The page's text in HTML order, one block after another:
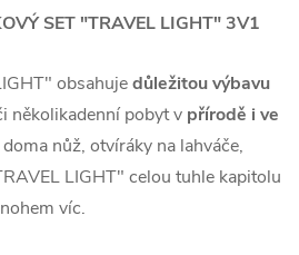
SET "TRAVEL LIGHT" 3V1
obsahujedůležitou výbavu
několikadenní pobyt v přírodě i ve
nůž, otvíráky na lahváče,
LIGHT" celou tuhle kapitolu
víc.